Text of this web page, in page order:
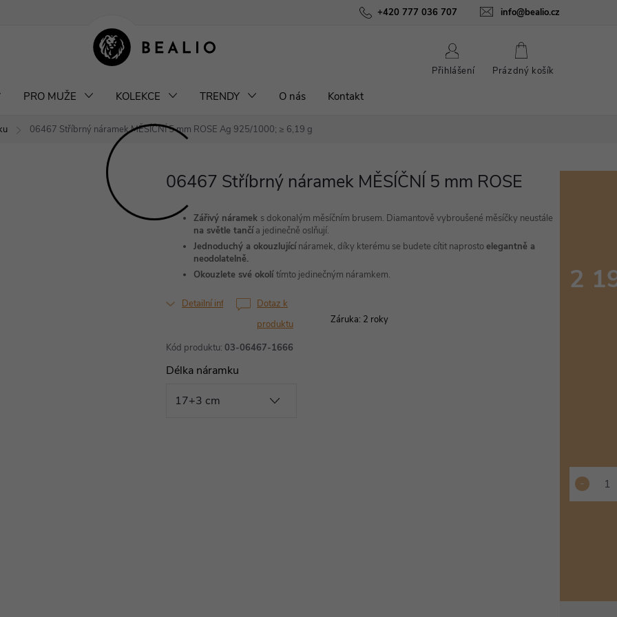
+420 777 036 707 info@bealio.cz
Podmínky ochrany osobních údajů O nás Péče o šperky
Přihlášení
NÁKUPNÍ
Prázdný košík
PRO MUŽE KOLEKCE TRENDY O nás Kontakt
06467 Stříbrný náramek MĚSÍČNÍ 5 mm ROSE Ag 925/1000; ≥ 6,19 g
06467 Stříbrný náramek MĚSÍČNÍ 5 mm ROSE
Kód produktu: 03-06467-1666
Zářivý náramek s dokonalým měsíčním brusem. Diamantově vybroušené měsíčky neustále
na světle tančía jedinečně oslňují.
Jednoduchý a okouzlujícínáramek, díky kterému se budete cítit naprostoelegantně a
neodolatelně.
Okouzlete své okolítímto jedinečným náramkem.
Detailní informace
Délka náramku
2
Dotaz k
produktu
Záruka: 2 roky